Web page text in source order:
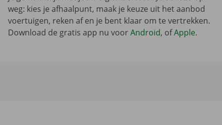
weg: kies je afhaalpunt, maak je keuze uit het aanbod
voertuigen, reken af en je bent klaar om te vertrekken.
Download de gratis app nu voorAndroid, ofApple.